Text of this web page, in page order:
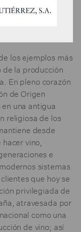
los ejemplos más
la producción
En pleno corazón
de Origen
una antigua
religiosa de los
desde
vino,
e
sistemas
que hoy se
privilegiada de
atravesada por
como una
de vino; así